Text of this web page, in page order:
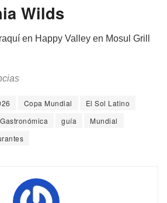
Wilds
en Happy Valley en Mosul Grill
Copa Mundial
El Sol Latino
Gastronómica guía
Mundial